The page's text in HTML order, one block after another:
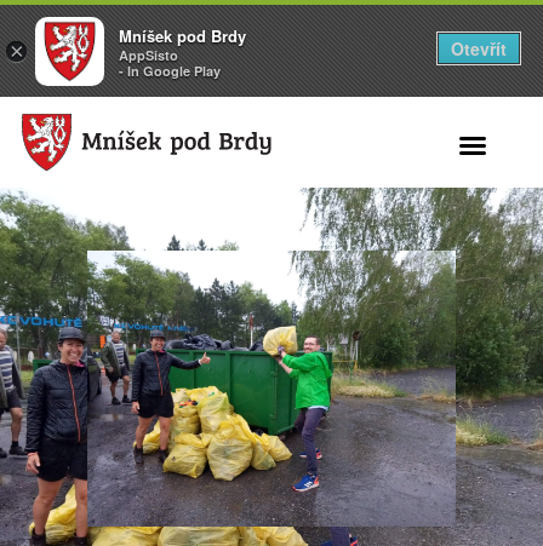
×
Mníšek pod Brdy
AppSisto
- In Google Play
Otevřít